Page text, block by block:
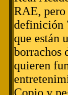
RAE,
definición
que están
borrachos
quieren